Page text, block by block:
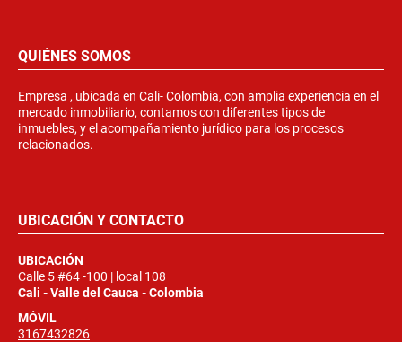
QUIÉNES SOMOS
Empresa , ubicada en Cali- Colombia, con amplia experiencia en el
mercado inmobiliario, contamos con diferentes tipos de
inmuebles, y el acompañamiento jurídico para los procesos
relacionados.
UBICACIÓN Y CONTACTO
UBICACIÓN
Calle 5 #64 -100 | local 108
Cali - Valle del Cauca - Colombia
MÓVIL
3167432826